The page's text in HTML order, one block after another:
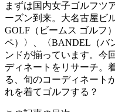
まずは国内女子ゴルフツ
ーズン到来。大名古屋ビ
GOLF（ビームス ゴルフ
ペ）〉、〈BANDEL（バ
ンドが揃っています。今
ディネートをリサーチ。
る、旬のコーディネート
れを着てゴルフする？